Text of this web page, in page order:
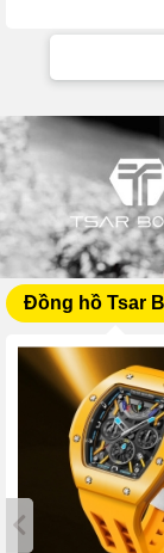
Đồng hồ Tsar